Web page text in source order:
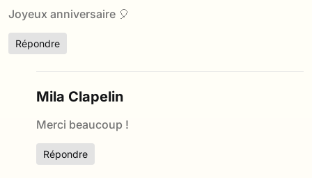
Joyeux anniversaire 🎈
Répondre
Mila Clapelin
Merci beaucoup !
Répondre